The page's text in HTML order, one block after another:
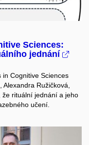
Sciences:
jednání
Cognitive Sciences
Ružičková,
že rituální jednání a jeho
učení.